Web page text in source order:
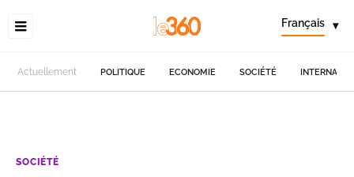
Français ▾
Actuellement POLITIQUE ECONOMIE SOCIÉTÉ
SOCIÉTÉ